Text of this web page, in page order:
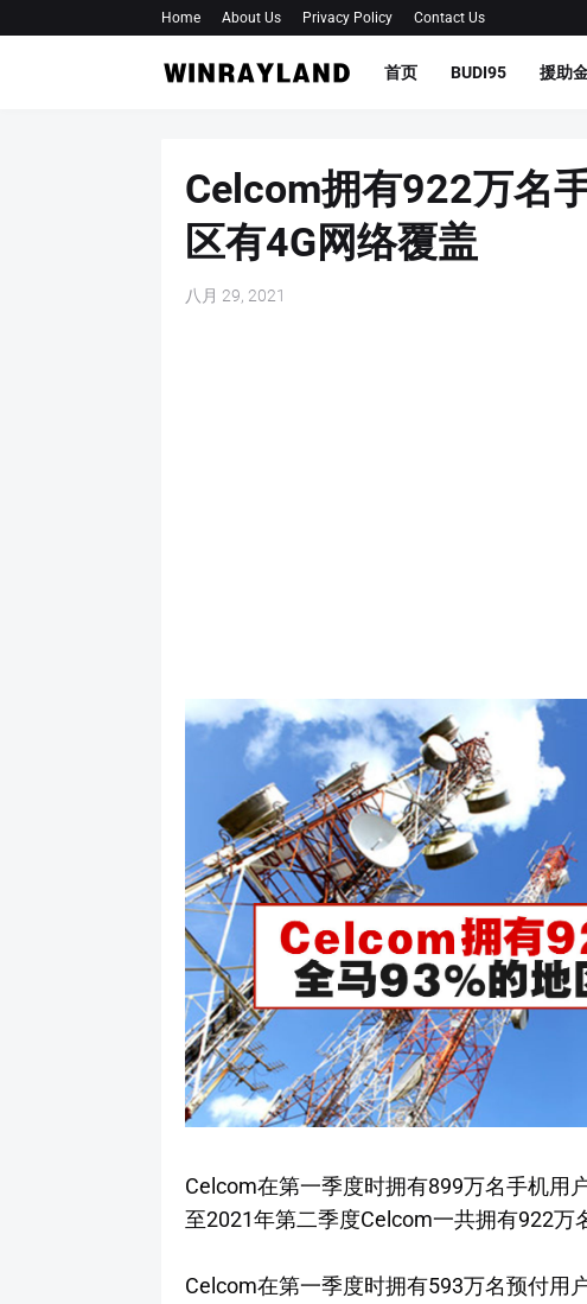
Home About Us Privacy Policy Contact Us
首页 BUDI95 援助
Celcom拥有922万名
区有4G网络覆盖
八月 29, 2021
Celcom在第一季度时拥有899万名手机用
至2021年第二季度Celcom一共拥有922万
Celcom在第一季度时拥有593万名预付用